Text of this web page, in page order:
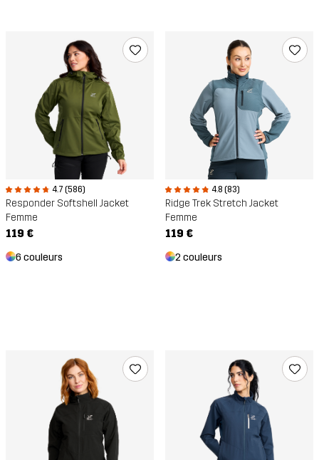
4.7 (586)
Responder Softshell Jacket
Femme
119 €
6 couleurs
4.8 (83)
Ridge Trek Stretch Jacket
Femme
119 €
2 couleurs